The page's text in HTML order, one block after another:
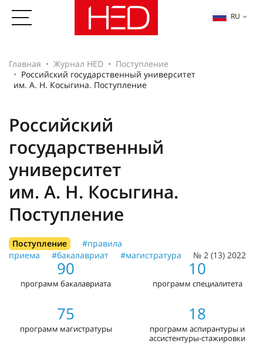
RU
Главная Журнал HED
Поступление
Российский государственный университет
им. А. Н. Косыгина. Поступление
Российский
государственный
университет
им. А. Н. Косыгина.
Поступление
Поступление
#правила
приема
#бакалавриат #магистратура № 2 (13) 2022
90
программ бакалавриата
10
программ специалитета
75
программ магистратуры
18
программ аспирантуры и
ассистентуры-стажировки